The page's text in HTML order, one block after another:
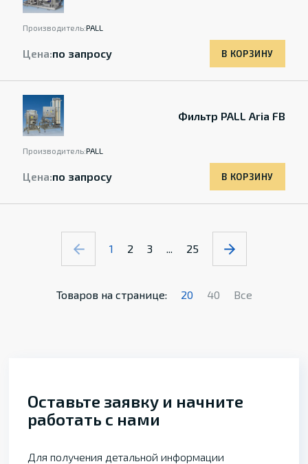
Производитель:PALL
Цена:по запросу В КОРЗИНУ
Фильтр PALL Aria FB
Производитель:PALL
Цена:по запросу В КОРЗИНУ
1 2 3 ... 25
Товаров на странице: 20 40 Все
Оставьте заявку и начните
работать с нами
Для получения детальной информации